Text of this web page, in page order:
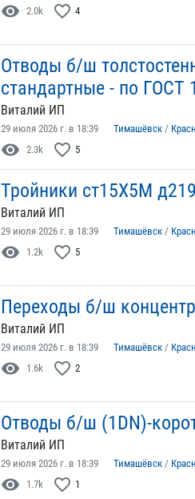
visibility 2.0k favorite_border 4
Отводы б/ш
стандартные - по ГОСТ
Виталий ИП
29 июля 2026 г. в 18:39 Тимашёвск /
visibility 2.3k favorite_border 5
Тройники ст15Х5М
Виталий ИП
29 июля 2026 г. в 18:39 Тимашёвск /
visibility 1.2k favorite_border 5
Переходы б/ш
Виталий ИП
29 июля 2026 г. в 18:39 Тимашёвск /
visibility 1.6k favorite_border 2
Отводы б/ш (1DN)-
Виталий ИП
29 июля 2026 г. в 18:39 Тимашёвск /
visibility 1.7k favorite_border 1